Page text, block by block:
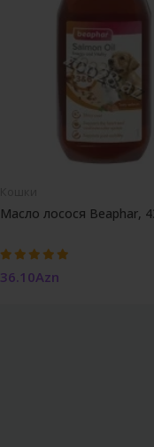
Масло лосося Beaphar,
36.10Azn